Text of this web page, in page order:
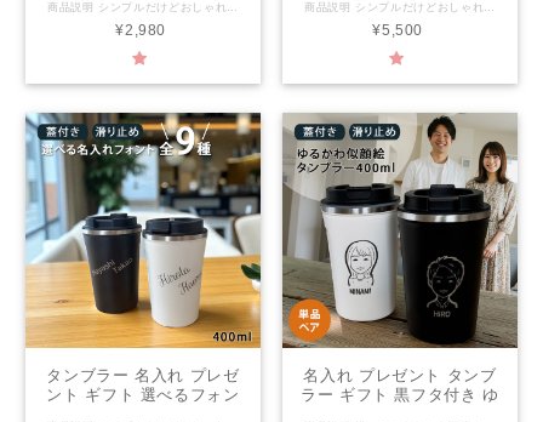
タンブラー 全2色
xt004（単品）（洋）最速
| 名入れタンブラー 結婚祝
生日 還暦祝い 父 母 男性
女性 夕立窯
商品説明 シンプルだけどおしゃれな名入れステンレスタンブラー 見た目が可愛く毎日使ってもらえるそんなデザイン。 ハンドメイドならではのオンリーワンをプレゼント ご注文を頂き、一から 一つ一つ手作りにて大切にお作りいたします。 大好きな方への記念日や結婚祝いにおすすめです。 二重構造になっているので保冷・保温機能が高く、 結露しにくく、熱くなりにくいのでHOTを入れても安心して持つ事が出来ます。 ●タンブラーカラー ピンク/ブルーからお選びください。 一つ一つ丁寧に名入れ致します 窯元だから出来る名入れ商品 ご注文を受けてから作成を致します。 名入れについて ●上段：日本語4文字まで/英語8文字まで ●下段：日本語4文字まで/英語8文字まで ●名入れ商品につきましては、キャンセル・返品を致しかねます。 レイアウトはデザイナーにおまかせとなります。 サイズ/材質 本体：約 直径8×h9.4cm 320ml フタ：約 8.5×7.8×ｈ2.2ｃｍ 素材：本体ステンレス フタ：ＡＳ パッキン：シリコン レンジ/食洗機/オーブン レンジ不可/食洗機不可/オーブン不可 【注意事項】 ●手作り製品・型製品にかかわらず、重量、サイズに個体差がございます。 ●製品には、製造工程で生じた極小の黒点や小さなキズが見られる場合があります。 ●手洗い、食器洗浄機にかかわらず、洗剤は中性洗剤をおすすめいたします。 ●ご使用後は汚れを早く落とし、十分乾燥させてからご収納ください。 ●乾燥が不十分ですと、カビ・シミ・臭気の原因となる場合がございます。
¥2,980
タンブラー 全2色
xt005p（ペア）（洋）最
速 | 名入れタンブラー 名
カップ 保温 冷温 誕生日
結婚祝い お祝い 男性 女性
お祝い 友人 夕立窯
商品説明 シンプルだけどおしゃれな名入れステンレスタンブラー 見た目が可愛く毎日使ってもらえるそんなデザイン。 ハンドメイドならではのオンリーワンをプレゼント ご注文を頂き、一から 一つ一つ手作りにて大切にお作りいたします。 大好きな方への記念日や結婚祝いにおすすめです。 二重構造になっているので保冷・保温機能が高く、 結露しにくく、熱くなりにくいのでHOTを入れても安心して持つ事が出来ます。 ●タンブラーカラー ホワイト/ブラックからお選びください。 プリントのもとになる写真をお送りいただきましてからの作成となります。 似顔絵写真送付はご注文後、メールにてご案内いたします。 一つ一つ丁寧に名入れ致します 窯元だから出来る名入れ商品 ご注文を受けてから作成を致します。 名入れについて ●上段：日本語4文字まで/英語8文字まで ●下段：日本語4文字まで/英語8文字まで ●名入れ商品につきましては、キャンセル・返品を致しかねます。 レイアウトはデザイナーにおまかせとなります。 ペア希望の方は1個目/2個目のカラーはご選択した項目通りの内容となります。 間違えないようご確認ください。 サイズ/材質 本体：約 直径9cm×H14.4cm 400ml フタ：約 直径8.5cm×H3.5cm 素材：本体ステンレス フタ：ポリプロピレン パッキン・滑り止め：シリコーンゴム レンジ/食洗機/オーブン レンジ不可/食洗機不可/オーブン不可 【注意事項】 ●密封容器ではありませんので、横にしたり、持ち運んだりしないでください。 ●手作り製品・型製品にかかわらず、重量、サイズに個体差がございます。 ●製品には、製造工程で生じた極小の黒点や小さなキズが見られる場合があります。 ●手洗い、食器洗浄機にかかわらず、洗剤は中性洗剤をおすすめいたします。 ●ご使用後は汚れを早く落とし、十分乾燥させてからご収納ください。 ●乾燥が不十分ですと、カビ・シミ・臭気の原因となる場合がございます。
¥5,500
タンブラー 名入れ プレゼ
ント ギフト 選べるフォン
名入れ プレゼント タンブ
ラー ギフト 黒フタ付き ゆ